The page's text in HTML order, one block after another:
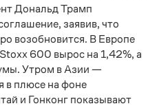
Дональд Трамп
заявив, что
возобновится. В Европе
600 вырос на 1,42%, а
Утром в Азии —
в плюсе на фоне
и Гонконг показывают